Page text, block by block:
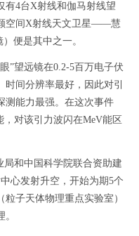
4台X射线和伽马射线望
空间X射线天文卫星——慧
便是其中之一。
望远镜在0.2-5百万电子伏
间分辨率最好，因此对引
测能力最强。在这次事件
对该引力波闪在MeV能区
和中国科学院联合资助建
心发射升空，开始为期5个
子天体物理重点实验室）